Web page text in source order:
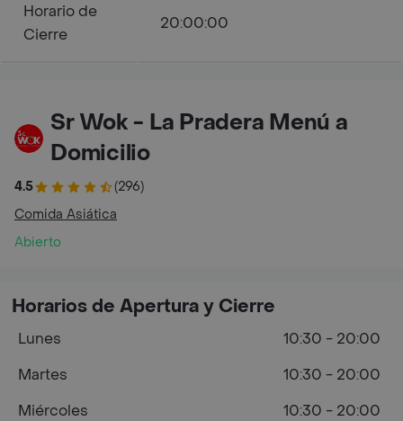
Horario de
Cierre
20:00:00
Sr Wok - La Pradera Menú a
Domicilio
4.5
(296)
Comida Asiática
Abierto
Horarios de Apertura y Cierre
Lunes
10:30 - 20:00
Martes
10:30 - 20:00
Miércoles
10:30 - 20:00